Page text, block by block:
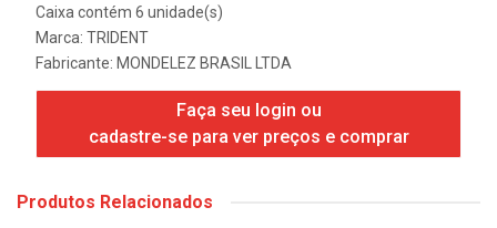
Caixa contém 6 unidade(s)
Marca: TRIDENT
Fabricante: MONDELEZ BRASIL LTDA
Faça seu login ou
cadastre-se para ver preços e comprar
Produtos Relacionados